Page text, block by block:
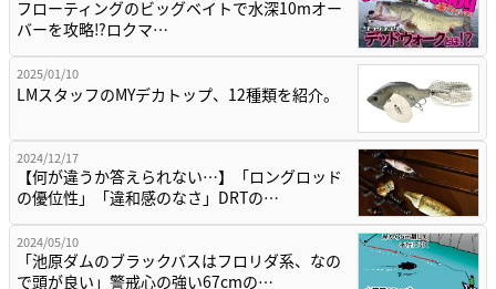
フローティングのビッグベイトで水深10mオー
バーを攻略⁉ロクマ…
2025/01/10
LMスタッフのMYデカトップ、12種類を紹介。
2024/12/17
【何が違うか答えられない…】「ロングロッド
の優位性」「違和感のなさ」DRTの…
2024/05/10
「池原ダムのブラックバスはフロリダ系、なの
で頭が良い」警戒心の強い67cmの…